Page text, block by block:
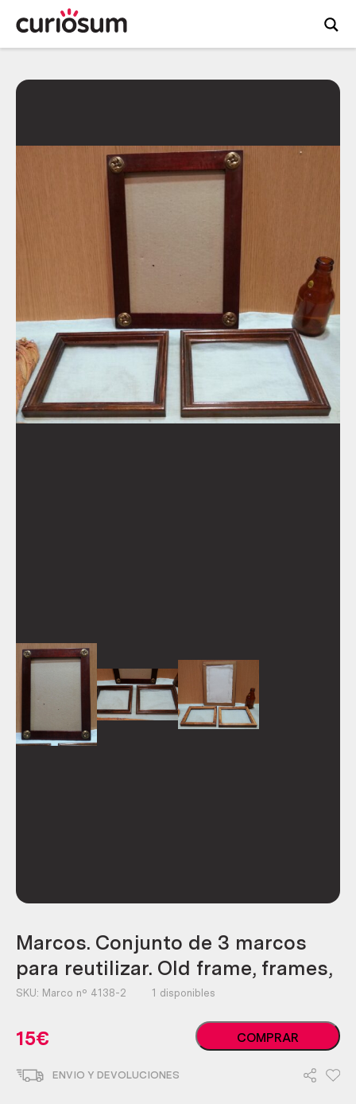
Marcos. Conjunto de 3 marcos
para reutilizar. Old frame, frames,
SKU: Marco nº 4138-2 1 disponibles
15€
Marcos.
Conjunto
COMPRAR
ENVIO Y DEVOLUCIONES